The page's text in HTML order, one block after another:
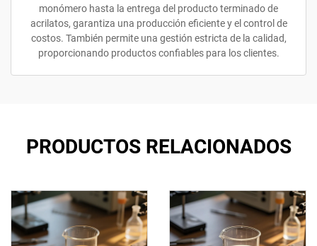
monómero hasta la entrega del producto terminado de
acrilatos, garantiza una producción eficiente y el control de
costos. También permite una gestión estricta de la calidad,
proporcionando productos confiables para los clientes.
PRODUCTOS RELACIONADOS